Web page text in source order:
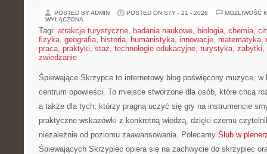
POSTED BY ADMIN POSTED ON STY - 21 - 2026
MOŻLIWOŚĆ
WYŁĄCZONA
Tagi: atrakcje turystyczne, badania naukowe, biologia, chemia,
fizyka, geografia, historia, humanistyka, innowacje, matematyka,
praca, praktyki, staż, technologie edukacyjne, turystyka, zabytki,
zwiedzanie
Śpiewające Skrzypce to internetowy blog poświęcony muzyce,
centrum opowieści. To miejsce stworzone dla osób, które chcą
a także dla tych, którzy pragną uczyć się gry na instrumencie
praktyczne wskazówki z konkretną wiedzą, dzięki czemu
niezależnie od poziomu zaawansowania. Polecamy Ślub w
Śpiewających Skrzypiec opiera się na zachwycie do skrzypiec